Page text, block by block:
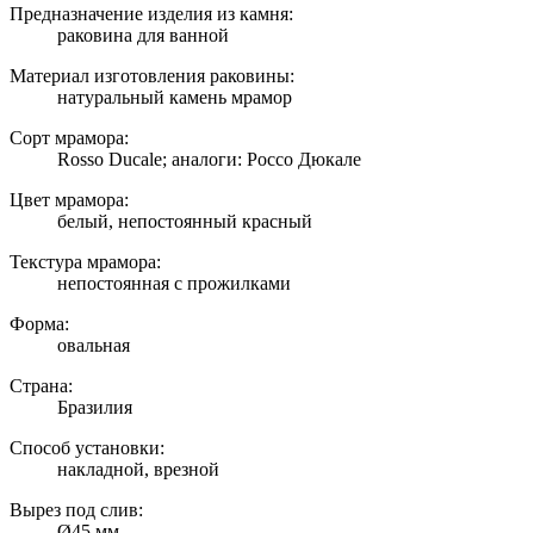
Предназначение изделия из камня:
раковина для ванной
Материал изготовления раковины:
натуральный камень мрамор
Сорт мрамора:
Rosso Ducale; аналоги: Россо Дюкале
Цвет мрамора:
белый, непостоянный красный
Текстура мрамора:
непостоянная с прожилками
Форма:
овальная
Страна:
Бразилия
Способ установки:
накладной, врезной
Вырез под слив: